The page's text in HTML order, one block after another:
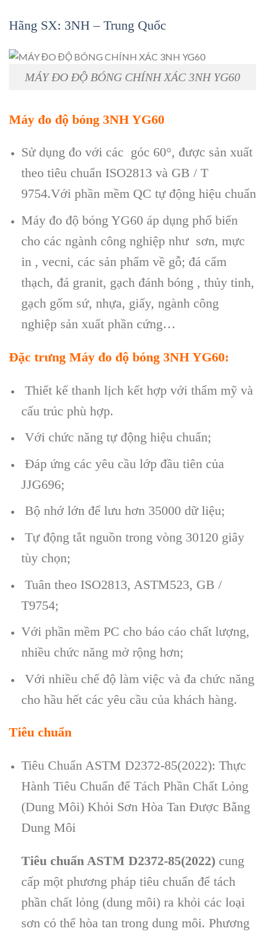
Hãng SX: 3NH – Trung Quốc
MÁY ĐO ĐỘ BÓNG CHÍNH XÁC 3NH YG60
Máy đo độ bóng 3NH YG60
Sử dụng đo với các góc 60°, được sản xuất
theo tiêu chuẩn ISO2813 và GB / T
9754.Với phần mềm QC tự động hiệu chuẩn
Máy đo độ bóng YG60 áp dụng phổ biến
cho các ngành công nghiệp như sơn, mực
in , vecni, các sản phẩm về gỗ; đá cẩm
thạch, đá granit, gạch đánh bóng , thủy tinh,
gạch gốm sứ, nhựa, giấy, ngành công
nghiệp sản xuất phần cứng…
Đặc trưng Máy đo độ bóng 3NH YG60:
Thiết kế thanh lịch kết hợp với thẩm mỹ và
cấu trúc phù hợp.
Với chức năng tự động hiệu chuẩn;
Đáp ứng các yêu cầu lớp đầu tiên của
JJG696;
Bộ nhớ lớn để lưu hơn 35000 dữ liệu;
Tự động tắt nguồn trong vòng 30120 giây
tùy chọn;
Tuân theo ISO2813, ASTM523, GB /
T9754;
Với phần mềm PC cho báo cáo chất lượng,
nhiều chức năng mở rộng hơn;
Với nhiều chế độ làm việc và đa chức năng
cho hầu hết các yêu cầu của khách hàng.
Tiêu chuẩn
Tiêu Chuẩn ASTM D2372-85(2022): Thực
Hành Tiêu Chuẩn để Tách Phần Chất Lỏng
(Dung Môi) Khỏi Sơn Hòa Tan Được Bằng
Dung Môi
Tiêu chuẩn ASTM D2372-85(2022)cung
cấp một phương pháp tiêu chuẩn để tách
phần chất lỏng (dung môi) ra khỏi các loại
sơn có thể hòa tan trong dung môi. Phương